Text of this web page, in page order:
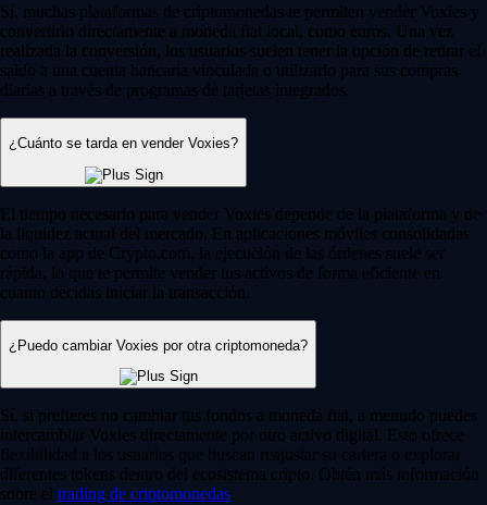
Sí, muchas plataformas de criptomonedas te permiten vender Voxies y
convertirlo directamente a moneda fiat local, como euros. Una vez
realizada la conversión, los usuarios suelen tener la opción de retirar el
saldo a una cuenta bancaria vinculada o utilizarlo para sus compras
diarias a través de programas de tarjetas integrados.
¿Cuánto se tarda en vender Voxies?
El tiempo necesario para vender Voxies depende de la plataforma y de
la liquidez actual del mercado. En aplicaciones móviles consolidadas
como la app de Crypto.com, la ejecución de las órdenes suele ser
rápida, lo que te permite vender tus activos de forma eficiente en
cuanto decidas iniciar la transacción.
¿Puedo cambiar Voxies por otra criptomoneda?
Sí, si prefieres no cambiar tus fondos a moneda fiat, a menudo puedes
intercambiar Voxies directamente por otro activo digital. Esto ofrece
flexibilidad a los usuarios que buscan reajustar su cartera o explorar
diferentes tokens dentro del ecosistema cripto. Obtén más información
sobre el trading de criptomonedas